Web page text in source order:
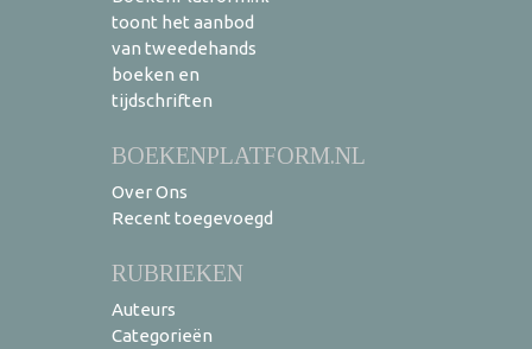
toont het aanbod
van tweedehands
boeken en
tijdschriften
BOEKENPLATFORM.NL
Over Ons
Recent toegevoegd
RUBRIEKEN
Auteurs
Categorieën